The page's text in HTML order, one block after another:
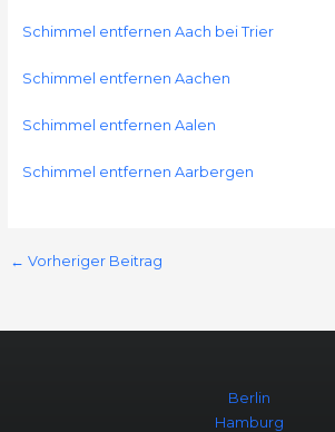
Schimmel entfernen Aach bei Trier
Schimmel entfernen Aachen
Schimmel entfernen Aalen
Schimmel entfernen Aarbergen
← Vorheriger Beitrag
Berlin
Hamburg